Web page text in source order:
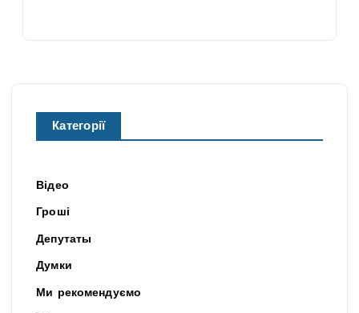
Категорії
Відео
Гроші
Депутаты
Думки
Ми рекомендуємо